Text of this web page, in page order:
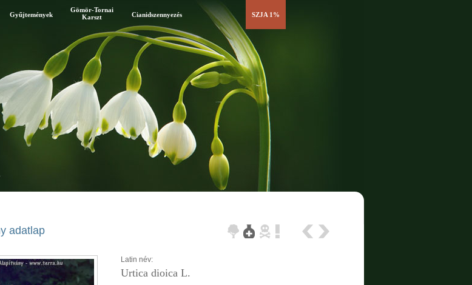
Gyűjtemények
Gömör-Tornai
Karszt
Cianidszennyezés SZJA 1%
adatlap
Latin név:
Urtica dioica L.